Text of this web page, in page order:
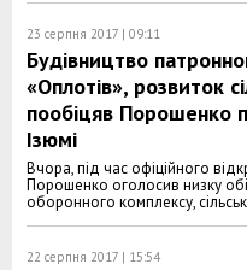
23 серпня 2017 | 09:11
Будівництво
«Оплотів», розвиток
пообіцяв Порошенко
Ізюмі
Вчора, під час офіційного
Порошенко оголосив низку
оборонного комплексу,
22 серпня 2017 | 15:54